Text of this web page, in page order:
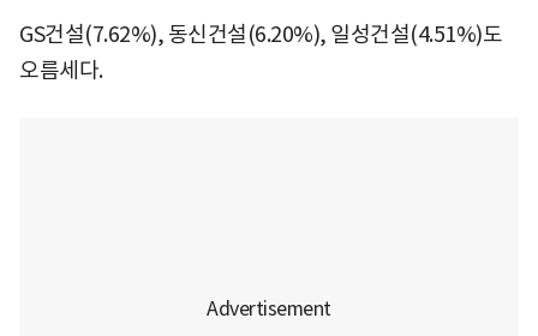
GS건설(7.62%), 동신건설(6.20%), 일성건설(4.51%)도
오름세다.